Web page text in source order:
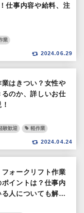
仕事内容や給料、注
業
2024.06.29
はきつい？女性や
のか、詳しいお仕
験歓迎 軽作業
2024.04.24
フォークリフト作業
イントは？仕事内
人についても解